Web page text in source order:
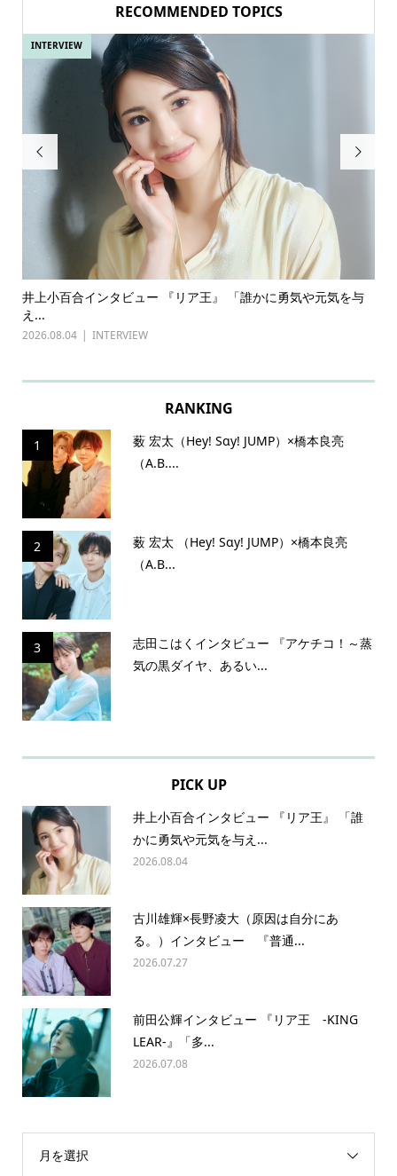
RECOMMENDED TOPICS

井上小百合インタビュー 『リア王』 「誰かに勇気や元気を与
え...
2026.08.04 INTERVIEW
INTERVIEW

RANKING
1
薮 宏太（Hey! Sɑy! JUMP）×橋本良亮
（A.B....
2
薮 宏太 （Hey! Sɑy! JUMP）×橋本良亮
（A.B...
3
志田こはくインタビュー 『アケチコ！～蒸
気の黒ダイヤ、あるい...
PICK UP
井上小百合インタビュー 『リア王』 「誰
かに勇気や元気を与え...
2026.08.04
古川雄輝×長野凌大（原因は自分にあ
る。）インタビュー 『普通...
2026.07.27
前田公輝インタビュー 『リア王 -KING
LEAR-』「多...
2026.07.08
月を選択